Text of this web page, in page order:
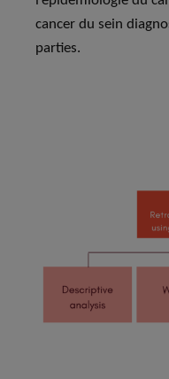
cancer du sein
parties.